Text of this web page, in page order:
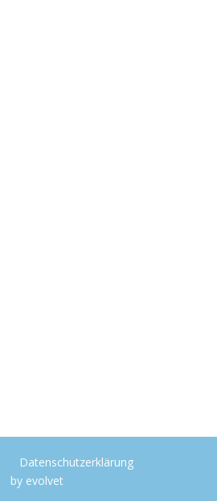
Datenschutzerklärung
by evolvet